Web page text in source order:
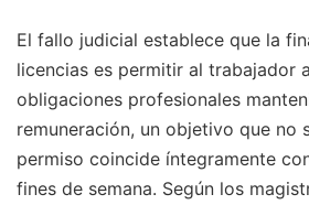
El fallo judicial establece que la
licencias es permitir al trabajador
obligaciones profesionales
remuneración, un objetivo que no
permiso coincide íntegramente
fines de semana. Según los